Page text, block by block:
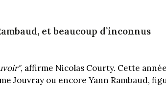
et beaucoup d’inconnus
, affirme Nicolas Courty. Cette
Jouvray ou encore Yann Rambaud,